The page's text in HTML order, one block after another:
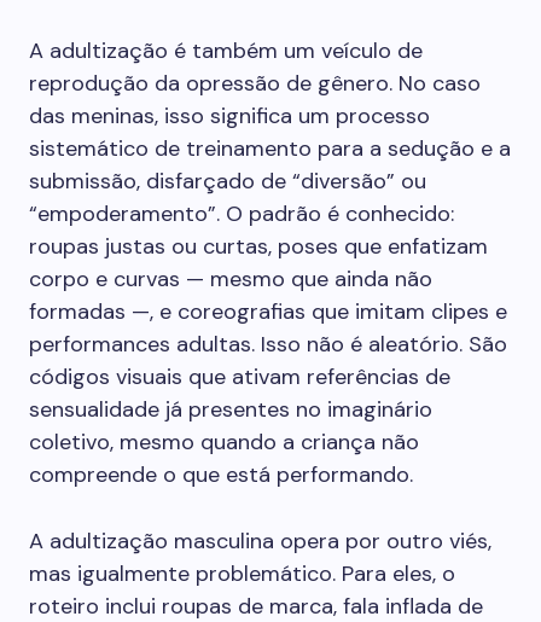
A adultização é também um veículo de
reprodução da opressão de gênero. No caso
das meninas, isso significa um processo
sistemático de treinamento para a sedução e a
submissão, disfarçado de “diversão” ou
“empoderamento”. O padrão é conhecido:
roupas justas ou curtas, poses que enfatizam
corpo e curvas — mesmo que ainda não
formadas —, e coreografias que imitam clipes e
performances adultas. Isso não é aleatório. São
códigos visuais que ativam referências de
sensualidade já presentes no imaginário
coletivo, mesmo quando a criança não
compreende o que está performando.
A adultização masculina opera por outro viés,
mas igualmente problemático. Para eles, o
roteiro inclui roupas de marca, fala inflada de